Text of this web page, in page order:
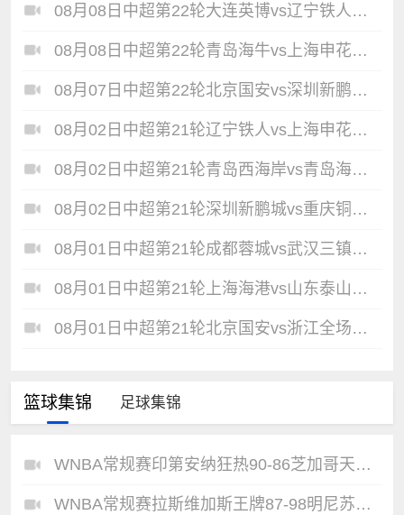
08月08日中超第22轮大连英博vs辽宁铁人全场录像
08月08日中超第22轮青岛海牛vs上海申花全场录像
08月07日中超第22轮北京国安vs深圳新鹏城全场录像
08月02日中超第21轮辽宁铁人vs上海申花全场录像
08月02日中超第21轮青岛西海岸vs青岛海牛全场录像
08月02日中超第21轮深圳新鹏城vs重庆铜梁龙全场录像
08月01日中超第21轮成都蓉城vs武汉三镇全场录像
08月01日中超第21轮上海海港vs山东泰山全场录像
08月01日中超第21轮北京国安vs浙江全场录像
篮球集锦 足球集锦
WNBA常规赛印第安纳狂热90-86芝加哥天空全场集锦
WNBA常规赛拉斯维加斯王牌87-98明尼苏达山猫全场集锦